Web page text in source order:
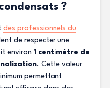
?
des professionnels du
de respecter une
environ 1 centimètre de
. Cette valeur
permettant